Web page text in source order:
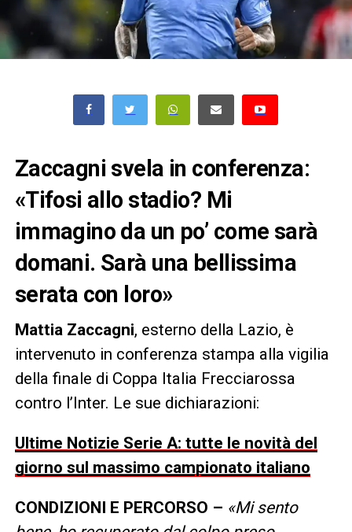
Zaccagni svela in conferenza:
«Tifosi allo stadio? Mi
immagino da un po’ come sarà
domani. Sarà una bellissima
serata con loro»
Mattia Zaccagni, esterno della Lazio, è
intervenuto in conferenza stampa alla vigilia
della finale di Coppa Italia Frecciarossa
contro l’Inter. Le sue dichiarazioni:
Ultime Notizie Serie A: tutte le novità del
giorno sul massimo campionato italiano
CONDIZIONI E PERCORSO – «Mi sento